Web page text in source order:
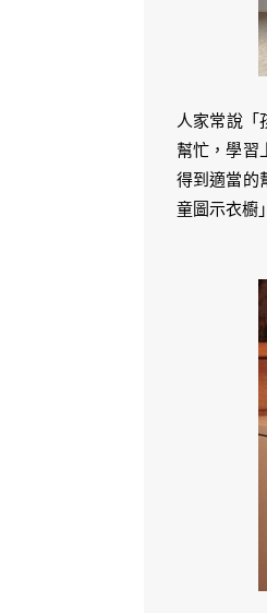
人家常說「
幫忙，學習
得到適當的
童圖示衣櫥